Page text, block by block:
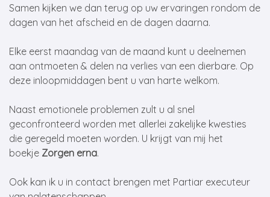
Samen kijken we dan terug op uw ervaringen rondom de
dagen van het afscheid en de dagen daarna.
Elke eerst maandag van de maand kunt u deelnemen
aan ontmoeten & delen na verlies van een dierbare. Op
deze inloopmiddagen bent u van harte welkom.
Naast emotionele problemen zult u al snel
geconfronteerd worden met allerlei zakelijke kwesties
die geregeld moeten worden. U krijgt van mij het
boekje Zorgen erna.
Ook kan ik u in contact brengen met Partiar executeur